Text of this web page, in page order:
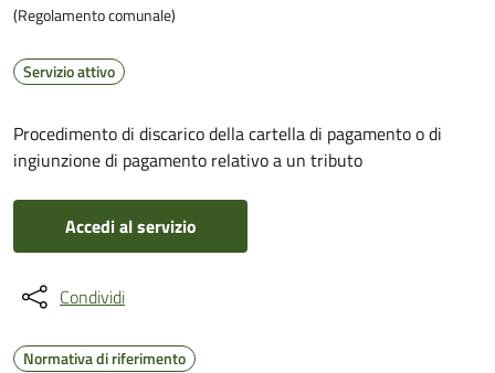
(Regolamento comunale)
Servizio attivo
Procedimento di discarico della cartella di pagamento o di
ingiunzione di pagamento relativo a un tributo
Accedi al servizio
Condividi
Normativa di riferimento